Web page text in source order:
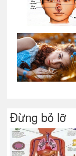
Đừng bỏ lỡ